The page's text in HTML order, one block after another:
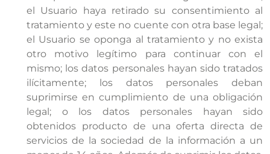
el Usuario haya retirado su consentimiento al
tratamiento y este no cuente con otra base legal;
el Usuario se oponga al tratamiento y no exista
otro motivo legítimo para continuar con el
mismo; los datos personales hayan sido tratados
ilícitamente; los datos personales deban
suprimirse en cumplimiento de una obligación
legal; o los datos personales hayan sido
obtenidos producto de una oferta directa de
servicios de la sociedad de la información a un